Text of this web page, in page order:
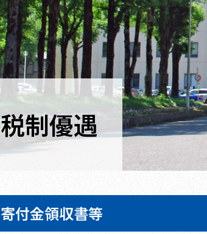
税制優遇
寄付金領収書等